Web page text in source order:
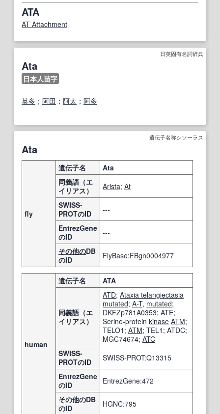
ATA
AT Attachment
日英固有名詞辞典
Ata
日本人苗字
英多 ； 阿田 ； 阿太 ； 阿多
遺伝子名称シソーラス
Ata
fly
遺伝子名
Ata
同義語（エ
イリアス）
Arista; At
SWISS-
PROTのID
---
EntrezGene
のID
---
その他のDB
のID
FlyBase:FBgn0004977
human
遺伝子名 ATA
同義語（エ
イリアス）
ATD; Ataxia telangiectasia
mutated; A-T, mutated;
DKFZp781A0353; ATE;
Serine-protein kinase ATM;
TELO1; ATM; TEL1; ATDC;
MGC74674; ATC
SWISS-
PROTのID
SWISS-PROT:Q13315
EntrezGene
のID
EntrezGene:472
その他のDB
のID
HGNC:795